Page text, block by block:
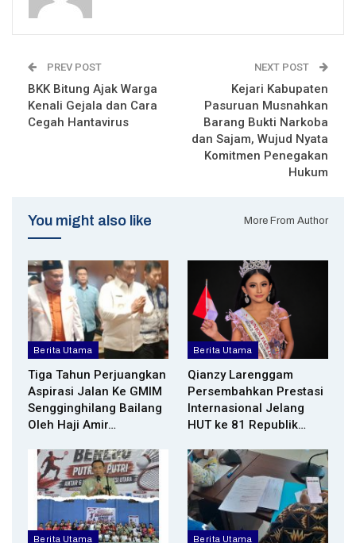
PREV POST
BKK Bitung Ajak Warga
Kenali Gejala dan Cara
Cegah Hantavirus
NEXT POST
Kejari Kabupaten
Pasuruan Musnahkan
Barang Bukti Narkoba
dan Sajam, Wujud Nyata
Komitmen Penegakan
Hukum
You might also like More From Author
Berita Utama
Tiga Tahun Perjuangkan
Aspirasi Jalan Ke GMIM
Sengginghilang Bailang
Oleh Haji Amir…
Berita Utama
Qianzy Larenggam
Persembahkan Prestasi
Internasional Jelang
HUT ke 81 Republik…
Berita Utama Berita Utama